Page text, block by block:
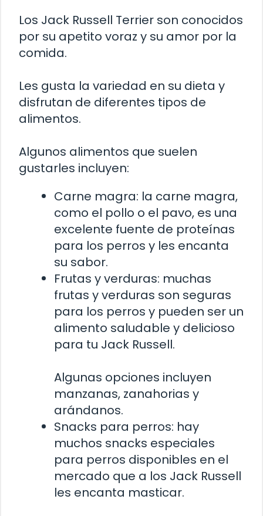
Los Jack Russell Terrier son conocidos
por su apetito voraz y su amor por la
comida.
Les gusta la variedad en su dieta y
disfrutan de diferentes tipos de
alimentos.
Algunos alimentos que suelen
gustarles incluyen:
Carne magra: la carne magra,
como el pollo o el pavo, es una
excelente fuente de proteínas
para los perros y les encanta
su sabor.
Frutas y verduras: muchas
frutas y verduras son seguras
para los perros y pueden ser un
alimento saludable y delicioso
para tu Jack Russell.
Algunas opciones incluyen
manzanas, zanahorias y
arándanos.
Snacks para perros: hay
muchos snacks especiales
para perros disponibles en el
mercado que a los Jack Russell
les encanta masticar.